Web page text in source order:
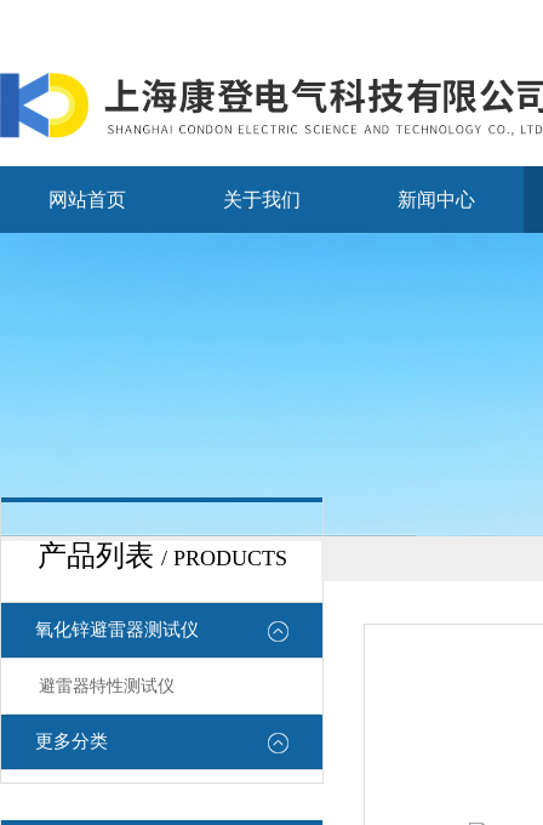
网站首页 关于我们 新闻中心
产品列表 / PRODUCTS
氧化锌避雷器测试仪
避雷器特性测试仪
更多分类